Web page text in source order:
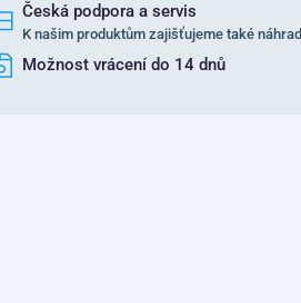
Česká podpora a servis
K našim produktům zajišťujeme také
Možnost vrácení do 14 dnů